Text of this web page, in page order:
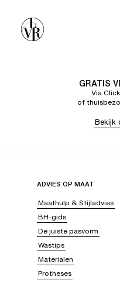
GRATIS
Via
of
Bekijk
ADVIES OP MAAT
Maathulp & Stijladvies
BH-gids
De juiste pasvorm
Wastips
Materialen
Protheses